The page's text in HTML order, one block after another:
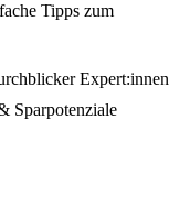
Tipps zum
Expert:innen
Sparpotenziale